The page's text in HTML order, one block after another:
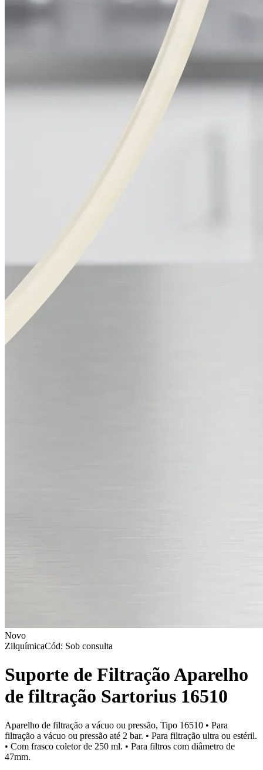
Novo
ZilquímicaCód: Sob consulta
Suporte de Filtração Aparelho
de filtração Sartorius 16510
Aparelho de filtração a vácuo ou pressão, Tipo 16510 • Para
filtração a vácuo ou pressão até 2 bar. • Para filtração ultra ou estéril.
• Com frasco coletor de 250 ml. • Para filtros com diâmetro de
47mm.